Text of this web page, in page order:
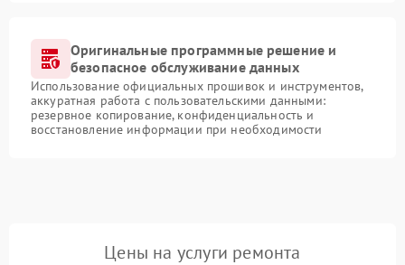
Оригинальные программные решение и
безопасное обслуживание данных
Использование официальных прошивок и инструментов,
аккуратная работа с пользовательскими данными:
резервное копирование, конфиденциальность и
восстановление информации при необходимости
Цены на услуги ремонта